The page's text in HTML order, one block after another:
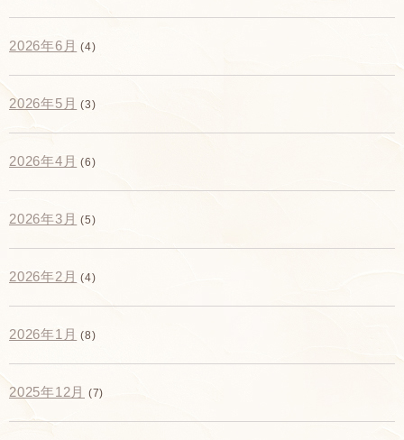
2026年6月 (4)
2026年5月 (3)
2026年4月 (6)
2026年3月 (5)
2026年2月 (4)
2026年1月 (8)
2025年12月 (7)